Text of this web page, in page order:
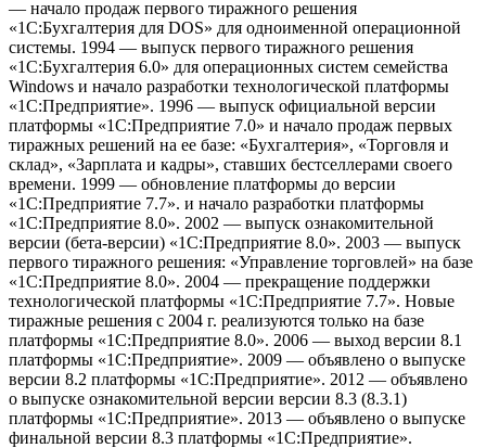
— начало продаж первого тиражного решения
«1С:Бухгалтерия для DOS» для одноименной операционной
системы. 1994 — выпуск первого тиражного решения
«1С:Бухгалтерия 6.0» для операционных систем семейства
Windows и начало разработки технологической платформы
«1С:Предприятие». 1996 — выпуск официальной версии
платформы «1С:Предприятие 7.0» и начало продаж первых
тиражных решений на ее базе: «Бухгалтерия», «Торговля и
склад», «Зарплата и кадры», ставших бестселлерами своего
времени. 1999 — обновление платформы до версии
«1С:Предприятие 7.7». и начало разработки платформы
«1С:Предприятие 8.0». 2002 — выпуск ознакомительной
версии (бета-версии) «1С:Предприятие 8.0». 2003 — выпуск
первого тиражного решения: «Управление торговлей» на базе
«1С:Предприятие 8.0». 2004 — прекращение поддержки
технологической платформы «1С:Предприятие 7.7». Новые
тиражные решения с 2004 г. реализуются только на базе
платформы «1С:Предприятие 8.0». 2006 — выход версии 8.1
платформы «1С:Предприятие». 2009 — объявлено о выпуске
версии 8.2 платформы «1С:Предприятие». 2012 — объявлено
о выпуске ознакомительной версии версии 8.3 (8.3.1)
платформы «1С:Предприятие». 2013 — объявлено о выпуске
финальной версии 8.3 платформы «1С:Предприятие».